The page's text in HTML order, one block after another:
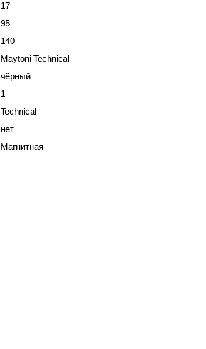
17
95
140
Maytoni Technical
чёрный
1
Technical
нет
Магнитная